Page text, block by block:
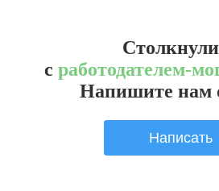
с работодателем-
Напишите нам
Написать